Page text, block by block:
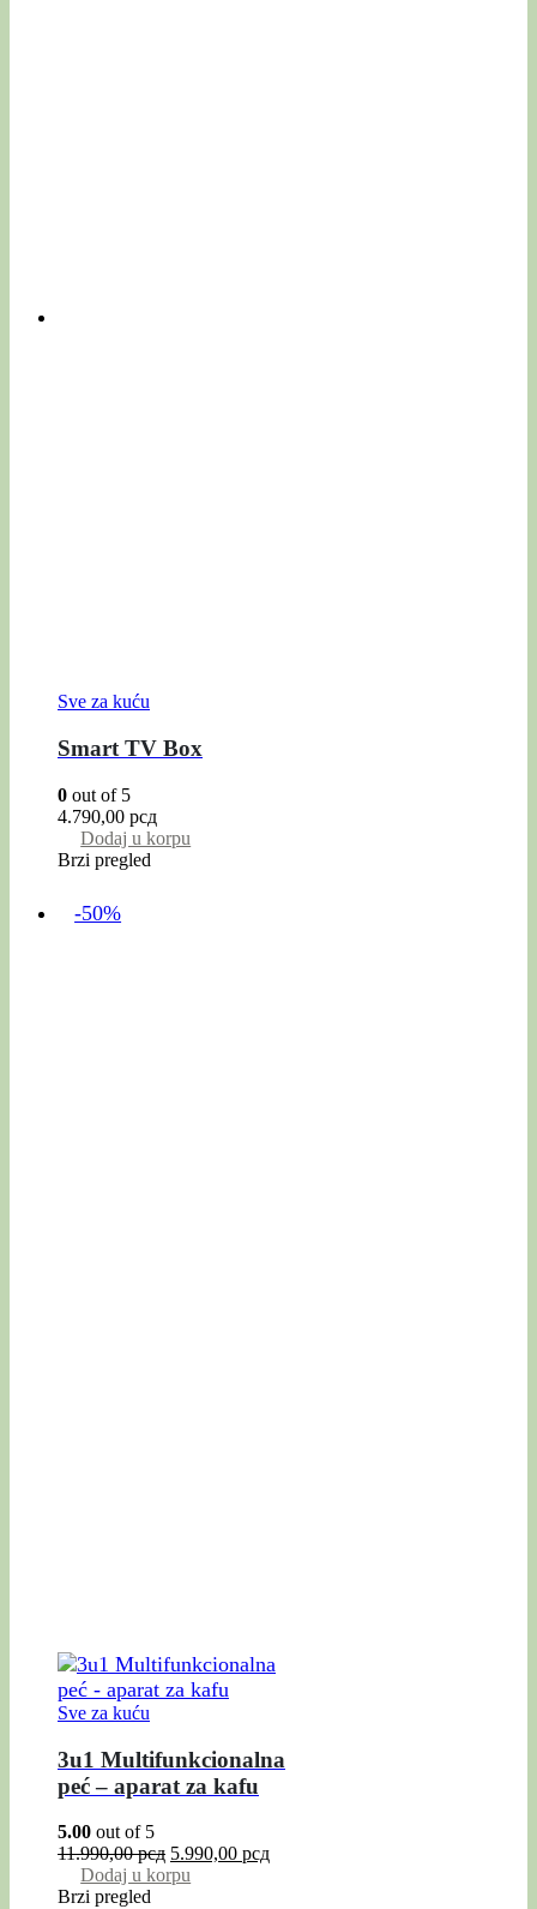
Sve za kuću
Smart TV Box
0 out of 5
4.790,00 рсд
Dodaj u korpu
Brzi pregled
-50%
Sve za kuću
3u1 Multifunkcionalna
peć – aparat za kafu
5.00 out of 5
11.990,00рсд 5.990,00 рсд
Dodaj u korpu
Brzi pregled